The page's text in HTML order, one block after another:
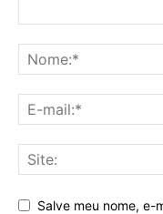
Salve meu nome, e-